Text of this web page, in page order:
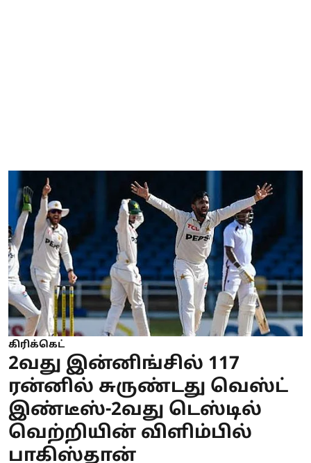
கிரிக்கெட்
2வது இன்னிங்சில் 117
ரன்னில் சுருண்டது வெஸ்ட்
இண்டீஸ்-2வது டெஸ்டில்
வெற்றியின் விளிம்பில்
பாகிஸ்தான்